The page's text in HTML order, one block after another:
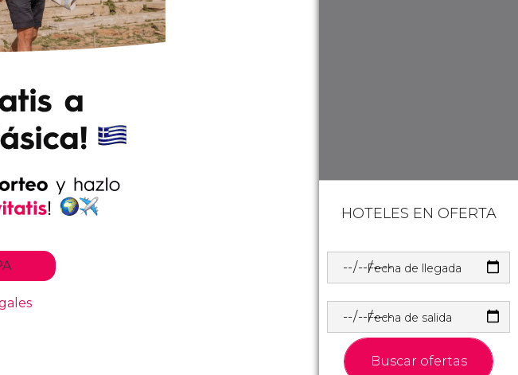
HOTELES EN OFERTA
Fecha de llegada
Fecha de salida
Buscar ofertas